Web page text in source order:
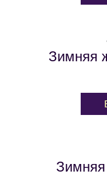
Зимняя
Зимняя